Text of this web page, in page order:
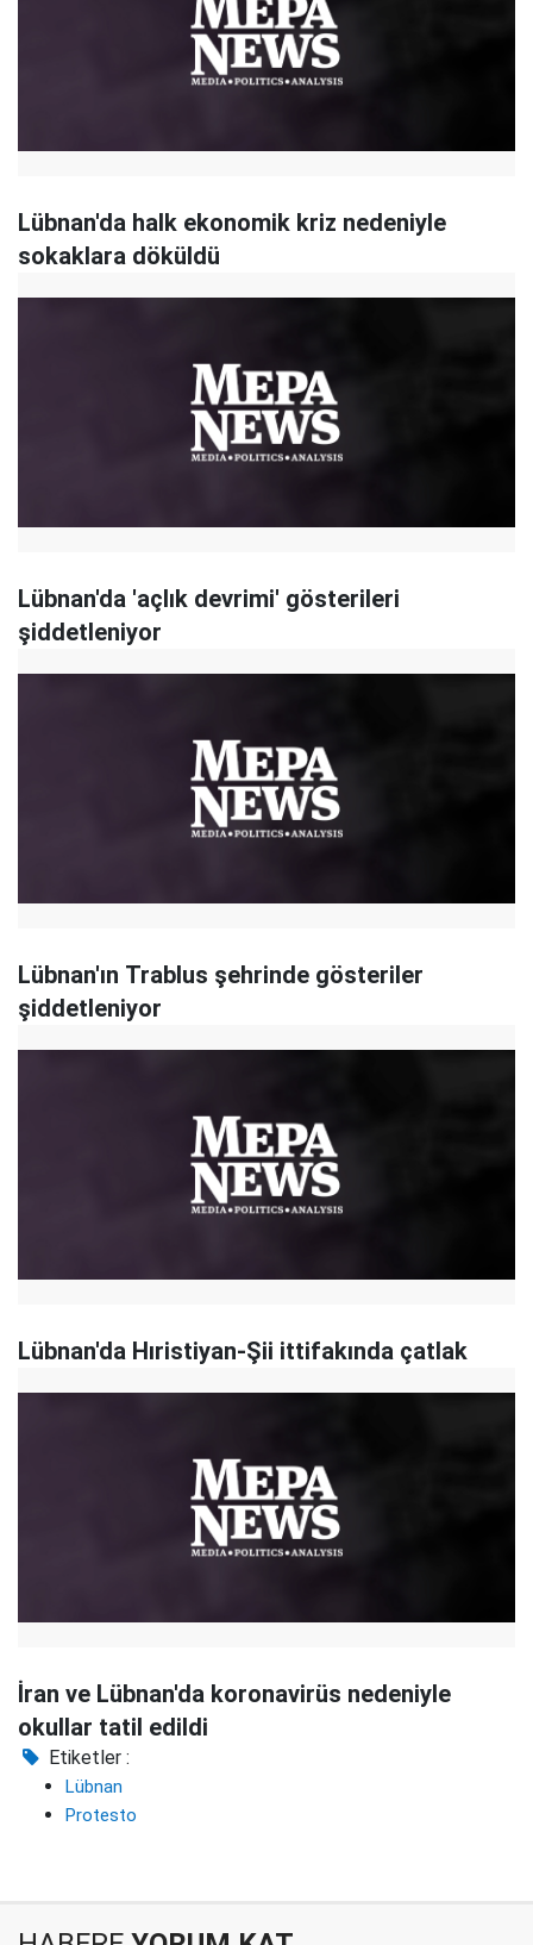
Lübnan'da halk ekonomik kriz nedeniyle
sokaklara döküldü
Lübnan'da 'açlık devrimi' gösterileri
şiddetleniyor
Lübnan'ın Trablus şehrinde gösteriler
şiddetleniyor
Lübnan'da Hıristiyan-Şii ittifakında çatlak
İran ve Lübnan'da koronavirüs nedeniyle
okullar tatil edildi
Etiketler :
Lübnan
Protesto